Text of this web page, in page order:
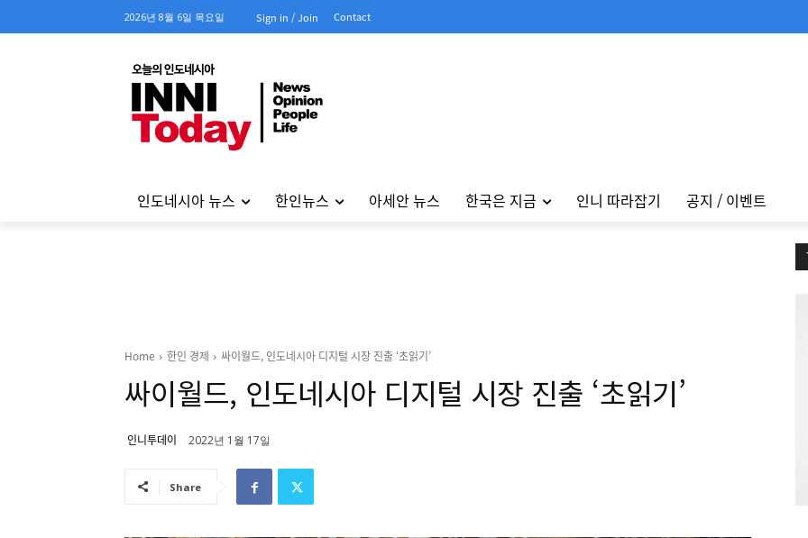
2026년 8월 6일 목요일 Sign in / Join Contact
인도네시아 뉴스 한인뉴스 아세안 뉴스 한국은 지금 인니 따라잡기 공지 / 이벤트
Home 한인 경제 싸이월드, 인도네시아 디지털 시장 진출 ‘초읽기’
싸이월드, 인도네시아 디지털 시장 진출 ‘초읽기’
인니투데이 2022년 1월 17일
Share